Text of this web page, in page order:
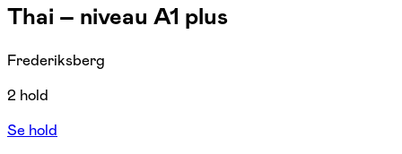
Thai – niveau A1 plus
Frederiksberg
2 hold
Se hold